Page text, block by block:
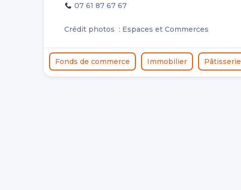
07 61 87 67 67
Crédit photos : Espaces et Commerces
Fonds de commerce Immobilier Pâtisserie